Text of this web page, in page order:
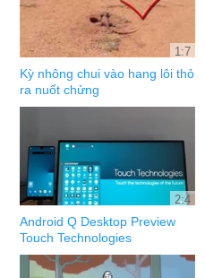
1:7
Kỳ nhông chui vào hang lôi thỏ
ra nuốt chửng
2:4
Android Q Desktop Preview
Touch Technologies